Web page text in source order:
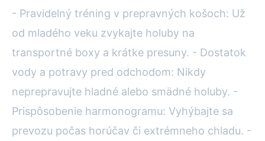
- Pravidelný tréning v prepravných košoch: Už
od mladého veku zvykajte holuby na
transportné boxy a krátke presuny. - Dostatok
vody a potravy pred odchodom: Nikdy
neprepravujte hladné alebo smädné holuby. -
Prispôsobenie harmonogramu: Vyhýbajte sa
prevozu počas horúčav či extrémneho chladu. -